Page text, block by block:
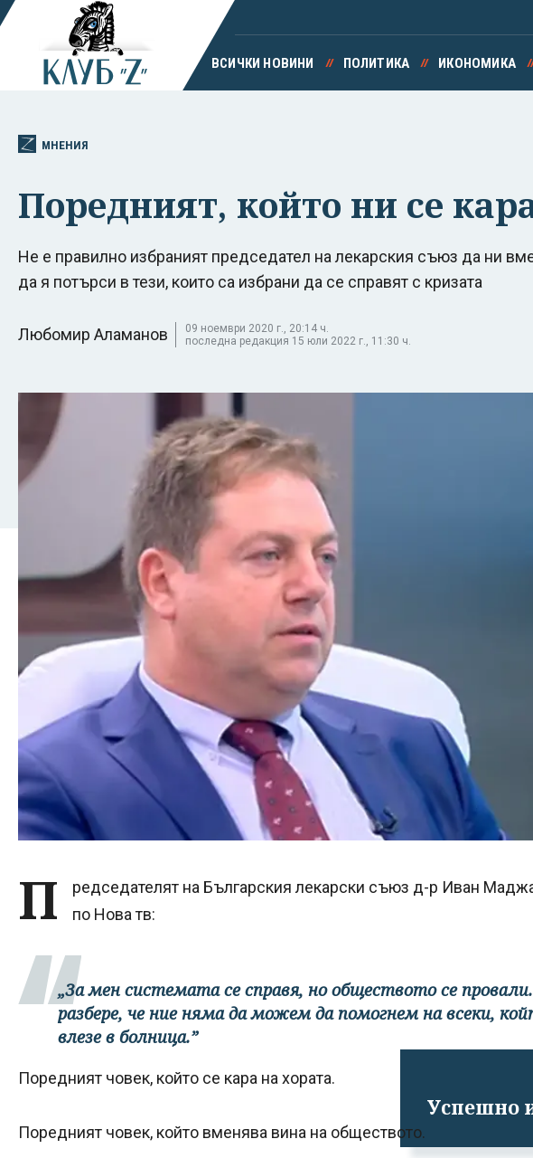
Успешно
ВСИЧКИ НОВИНИ ПОЛИТИКА ИКОНОМИКА
МНЕНИЯ
Поредният, който ни се
Не е правилно избраният председател на лекарския съюз да ни
да я потърси в тези, които са избрани да се справят с кризата
Любомир Аламанов
09 ноември 2020 г., 20:14 ч.
последна редакция 15 юли 2022 г., 11:30 ч.
П
редседателят на Българския лекарски съюз д-р Иван
по Нова тв:
„За мен системата се справя, но обществото се
разбере, че ние няма да можем да помогнем на всеки,
влезе в болница.”
Поредният човек, който се кара на хората.
Поредният човек, който вменява вина на обществото.